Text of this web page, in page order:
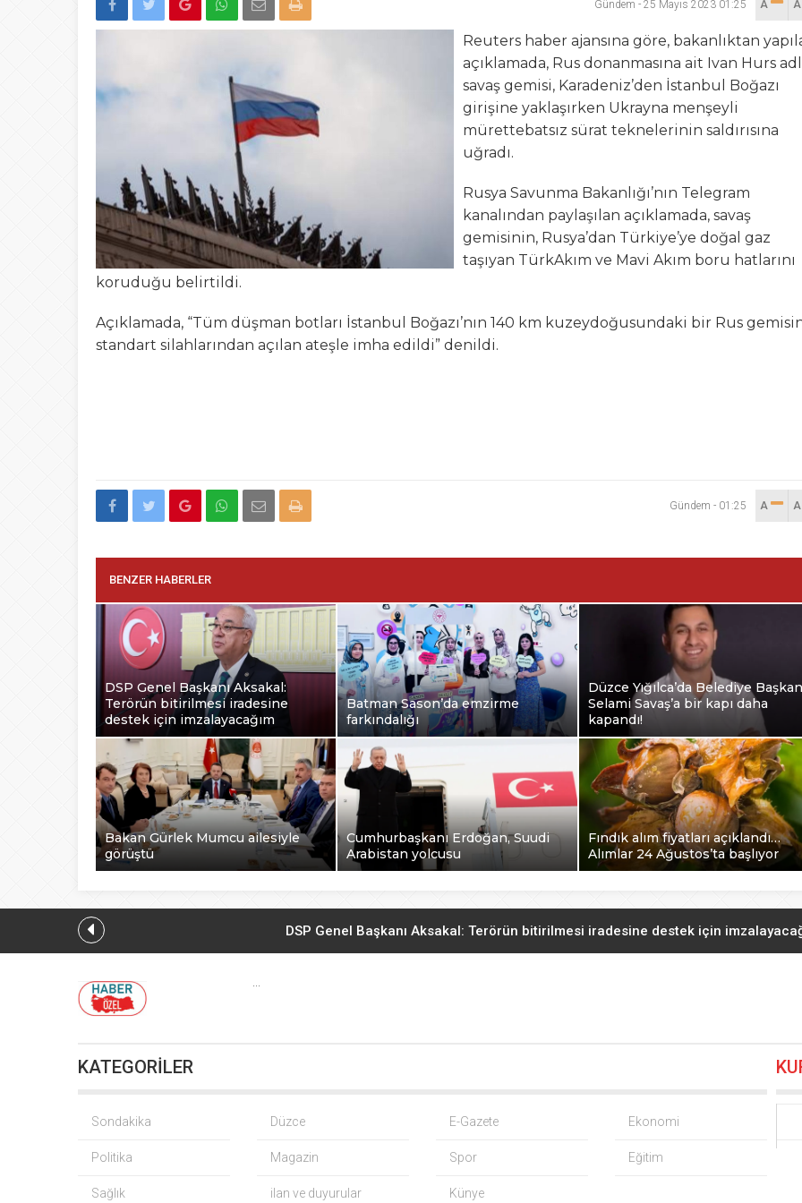
22:00 Düzce’de “Yetki Alanı” Tartışması: Belediye Başkanı Özlü’ye Yönelik Sözlere
Tepki
13:23 Şafak Engin’den “asılsız haber” açıklaması
15:02 Türk Avcıları Kütahya Valisine tepki gösterdi
00:22 Yığılca’da Patpat Kazası: 3’ü Çocuk 7 Kişi Yaralandı
23:50 Akçakoca’da boğulma paniği
Gündem - 25 Mayıs 2023 01:25 A
Reuters haber ajansına göre, bakanlıktan
açıklamada, Rus donanmasına ait Ivan Hurs
savaş gemisi, Karadeniz’den İstanbul Boğazı
girişine yaklaşırken Ukrayna menşeyli
mürettebatsız sürat teknelerinin saldırısına
uğradı.
Rusya Savunma Bakanlığı’nın Telegram
kanalından paylaşılan açıklamada, savaş
gemisinin, Rusya’dan Türkiye’ye doğal gaz
taşıyan TürkAkım ve Mavi Akım boru hatlarını
koruduğu belirtildi.
Açıklamada, “Tüm düşman botları İstanbul Boğazı’nın 140 km kuzeydoğusundaki bir Rus
standart silahlarından açılan ateşle imha edildi” denildi.
Gündem - 01:25 A
BENZER HABERLER
DSP Genel Başkanı Aksakal:
Terörün bitirilmesi iradesine
destek için imzalayacağım
Batman Sason’da emzirme
farkındalığı
Düzce Yığılca’da Belediye
Selami Savaş’a bir kapı daha
kapandı!
Bakan Gürlek Mumcu ailesiyle
görüştü
Cumhurbaşkanı Erdoğan, Suudi
Arabistan yolcusu
Fındık alım fiyatları açıklandı…
Alımlar 24 Ağustos’ta başlıyor
DSP Genel Başkanı Aksakal: Terörün bitirilmesi iradesine destek için
Cumhurbaşkanı Erdoğan, Suudi Arabistan yolcusu
Fındık alım fiyatları açıklandı… Alımlar 24 Ağustos’ta başlıyor
KATEGORİLER
Sondakika Düzce E-Gazete Ekonomi
Politika Magazin Spor Eğitim
Sağlık ilan ve duyurular Künye